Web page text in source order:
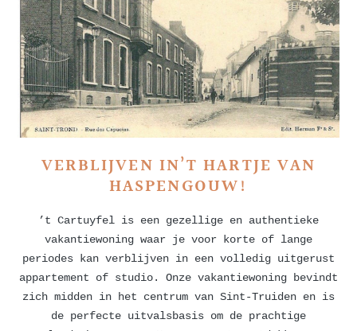
VERBLIJVEN IN’T HARTJE VAN
HASPENGOUW!
’t Cartuyfel is een gezellige en authentieke
vakantiewoning waar je voor korte of lange
periodes kan verblijven in een volledig uitgerust
appartement of studio. Onze vakantiewoning bevindt
zich midden in het centrum van Sint-Truiden en is
de perfecte uitvalsbasis om de prachtige